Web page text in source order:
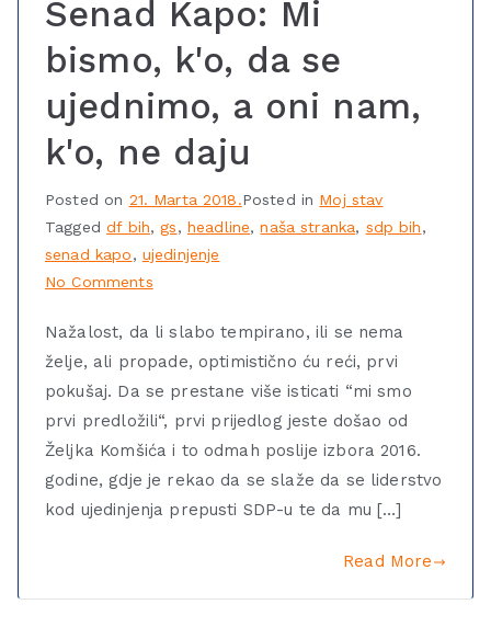
Senad Kapo: Mi
bismo, k'o, da se
ujednimo, a oni nam,
k'o, ne daju
Posted on 21. Marta 2018.Posted in Moj stav
Taggeddf bih,gs, headline,naša stranka, sdp bih,
senad kapo, ujedinjenje
No Comments
Nažalost, da li slabo tempirano, ili se nema
želje, ali propade, optimistično ću reći, prvi
pokušaj. Da se prestane više isticati “mi smo
prvi predložili“, prvi prijedlog jeste došao od
Željka Komšića i to odmah poslije izbora 2016.
godine, gdje je rekao da se slaže da se liderstvo
kod ujedinjenja prepusti SDP-u te da mu […]
Read More